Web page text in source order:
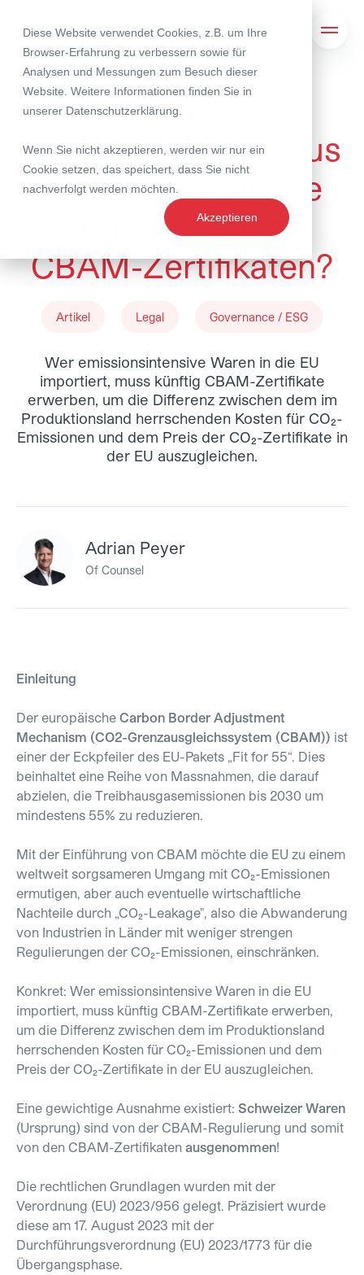
Diese Website verwendet Cookies, z.B. um Ihre
Browser-Erfahrung zu verbessern sowie für
Analysen und Messungen zum Besuch dieser
Website. Weitere Informationen finden Sie in
unserer Datenschutzerklärung
Wenn Sie nicht akzeptieren, werden wir nur ein
Cookie setzen, das speichert, dass Sie nicht
nachverfolgt werden möchten.
Akzeptieren
Suche
04. Juli 2024
CBAM – Importe aus
der Schweiz in die
EU nur noch mit
CBAM-Zertifikaten?
Artikel Legal Governance / ESG
Wer emissionsintensive Waren in die EU
importiert, muss künftig CBAM-Zertifikate
erwerben, um die Differenz zwischen dem im
Produktionsland herrschenden Kosten für CO₂-
Emissionen und dem Preis der CO₂-Zertifikate in
der EU auszugleichen.
Adrian Peyer
Of Counsel
Einleitung
Der europäische Carbon Border Adjustment
Mechanism (CO2-Grenzausgleichssystem (CBAM)) ist
einer der Eckpfeiler des EU-Pakets „Fit for 55“. Dies
beinhaltet eine Reihe von Massnahmen, die darauf
abzielen, die Treibhausgasemissionen bis 2030 um
mindestens 55% zu reduzieren.
Mit der Einführung von CBAM möchte die EU zu einem
weltweit sorgsameren Umgang mit CO₂-Emissionen
ermutigen, aber auch eventuelle wirtschaftliche
Nachteile durch „CO₂-Leakage", also die Abwanderung
von Industrien in Länder mit weniger strengen
Regulierungen der CO₂-Emissionen, einschränken.
Konkret: Wer emissionsintensive Waren in die EU
importiert, muss künftig CBAM-Zertifikate erwerben,
um die Differenz zwischen dem im Produktionsland
herrschenden Kosten für CO₂-Emissionen und dem
Preis der CO₂-Zertifikate in der EU auszugleichen.
Eine gewichtige Ausnahme existiert: Schweizer Waren
(Ursprung) sind von der CBAM-Regulierung und somit
von den CBAM-Zertifikaten ausgenommen!
Die rechtlichen Grundlagen wurden mit der
Verordnung (EU) 2023/956 gelegt. Präzisiert wurde
diese am 17. August 2023 mit der
Durchführungsverordnung (EU) 2023/1773 für die
Übergangsphase.